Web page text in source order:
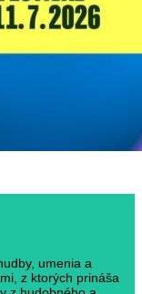
umenia a
z ktorých prináša